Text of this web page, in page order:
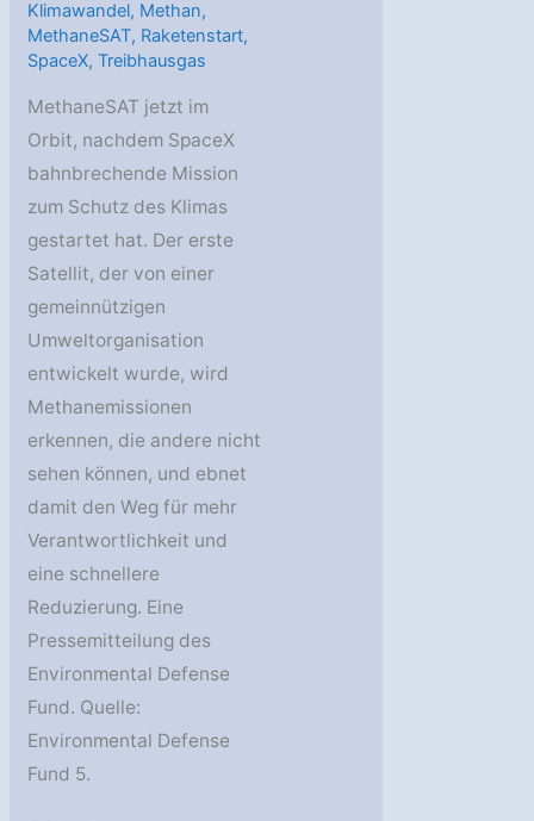
Klimawandel, Methan,
MethaneSAT, Raketenstart,
SpaceX,Treibhausgas
MethaneSAT jetzt im
Orbit, nachdem SpaceX
bahnbrechende Mission
zum Schutz des Klimas
gestartet hat. Der erste
Satellit, der von einer
gemeinnützigen
Umweltorganisation
entwickelt wurde, wird
Methanemissionen
erkennen, die andere nicht
sehen können, und ebnet
damit den Weg für mehr
Verantwortlichkeit und
eine schnellere
Reduzierung. Eine
Pressemitteilung des
Environmental Defense
Fund. Quelle:
Environmental Defense
Fund 5.